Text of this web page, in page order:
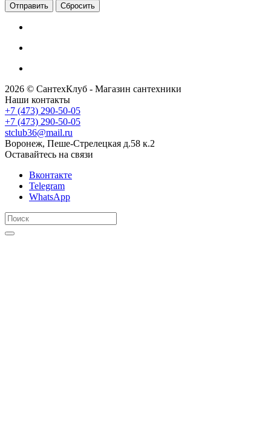
Сбросить
2026 © СантехКлуб - Магазин сантехники
Наши контакты
+7 (473) 290-50-05
+7 (473) 290-50-05
stclub36@mail.ru
Воронеж, Пеше-Стрелецкая д.58 к.2
Оставайтесь на связи
Вконтакте
Telegram
WhatsApp